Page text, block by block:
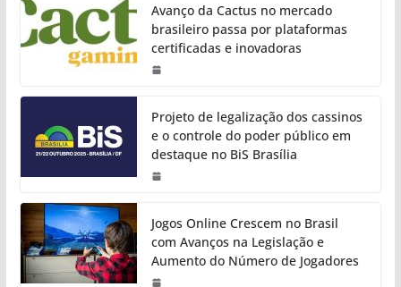
Avanço da Cactus no mercado
brasileiro passa por plataformas
certificadas e inovadoras
Projeto de legalização dos cassinos
e o controle do poder público em
destaque no BiS Brasília
Jogos Online Crescem no Brasil
com Avanços na Legislação e
Aumento do Número de Jogadores